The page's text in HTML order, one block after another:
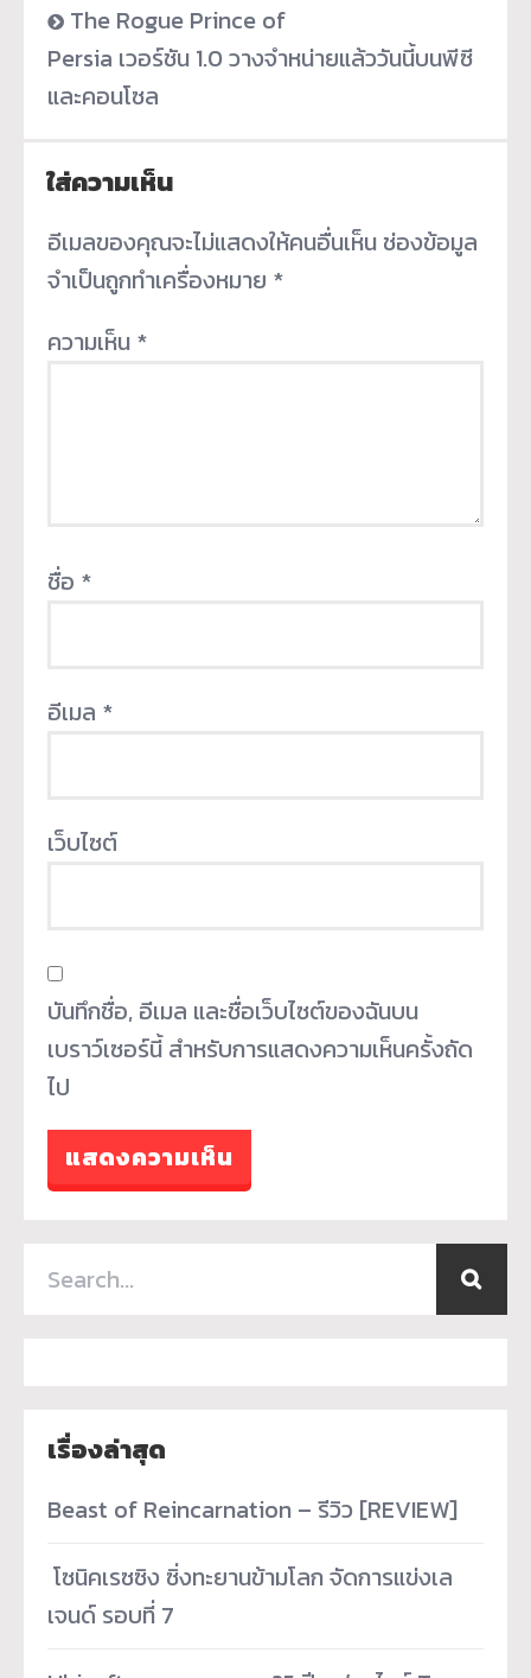
The Rogue Prince of
Persia เวอร์ชัน 1.0 วางจำหน่ายแล้ววันนี้บนพีซี
และคอนโซล
ใส่ความเห็น
อีเมลของคุณจะไม่แสดงให้คนอื่นเห็น ช่องข้อมูล
จำเป็นถูกทำเครื่องหมาย *
ความเห็น *
ชื่อ *
อีเมล *
เว็บไซต์
บันทึกชื่อ, อีเมล และชื่อเว็บไซต์ของฉันบน
เบราว์เซอร์นี้ สำหรับการแสดงความเห็นครั้งถัด
ไป
เรื่องล่าสุด
Beast of Reincarnation – รีวิว [REVIEW]
­ โซนิคเรซซิง ซิ่งทะยานข้ามโลก จัดการแข่งเล
เจนด์ รอบที่ 7